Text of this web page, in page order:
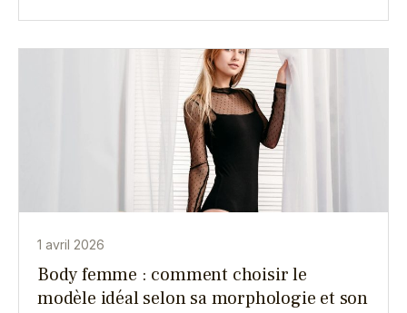
1 avril 2026
Body femme : comment choisir le
modèle idéal selon sa morphologie et son